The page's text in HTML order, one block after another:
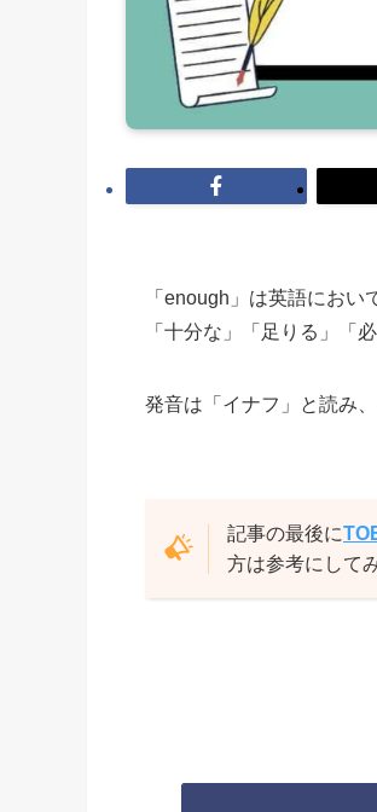
「enough」は英語にお
「十分な」「足りる」「
発音は「イナフ」と読み
記事の最後に
方は参考にして